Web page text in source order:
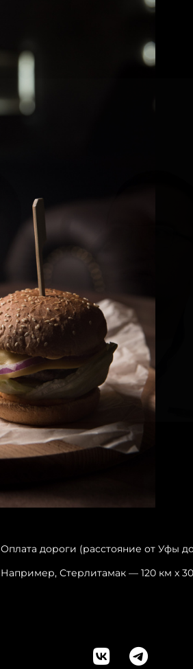
Оплата дороги (расстояние от Уфы
Например, Стерлитамак — 120 км x